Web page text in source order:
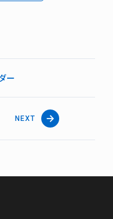
ー
NEXT